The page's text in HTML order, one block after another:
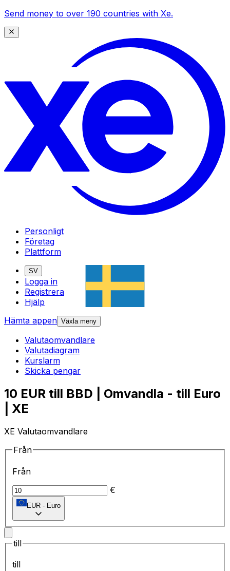
Send money to over 190 countries with Xe.
Personligt
Företag
Plattform
SV
Logga in
Registrera
Hjälp
Hämta appen Växla meny
Valutaomvandlare
Valutadiagram
Kurslarm
Skicka pengar
10 EUR till BBD | Omvandla - till Euro
| XE
XE Valutaomvandlare
Från
Från
€
EUR - Euro
till
till